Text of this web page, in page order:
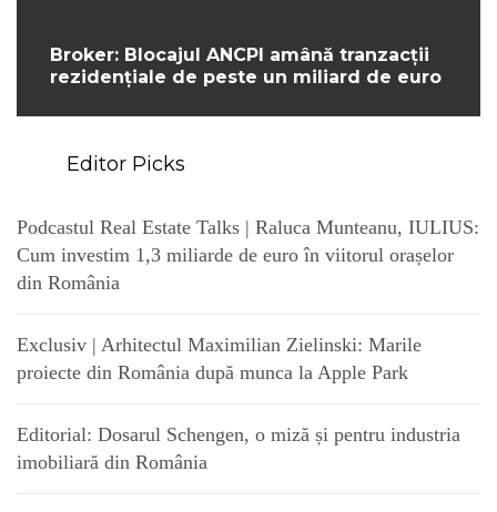
Broker: Blocajul ANCPI amână tranzacții
rezidențiale de peste un miliard de euro
Editor Picks
Podcastul Real Estate Talks | Raluca Munteanu, IULIUS:
Cum investim 1,3 miliarde de euro în viitorul orașelor
din România
Exclusiv | Arhitectul Maximilian Zielinski: Marile
proiecte din România după munca la Apple Park
Editorial: Dosarul Schengen, o miză și pentru industria
imobiliară din România